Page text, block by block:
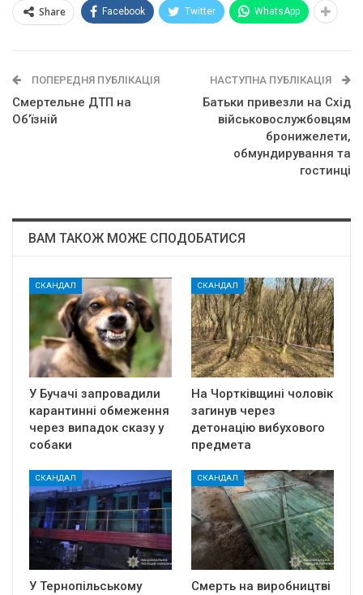
Share Facebook Twitter WhatsApp
ПОПЕРЕДНЯ ПУБЛІКАЦІЯ
Смертельне ДТП на
Об’їзній
НАСТУПНА ПУБЛІКАЦІЯ
Батьки привезли на Схід
військовослужбовцям
бронижелети,
обмундирування та
гостинці
ВАМ ТАКОЖ МОЖЕ СПОДОБАТИСЯ
СКАНДАЛ
У Бучачі запровадили
карантинні обмеження
через випадок сказу у
собаки
СКАНДАЛ
На Чортківщині чоловік
загинув через
детонацію вибухового
предмета
СКАНДАЛ
У Тернопільському
СКАНДАЛ
Смерть на виробництві